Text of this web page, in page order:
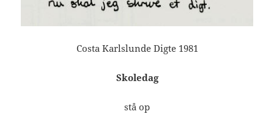
Costa Karlslunde Digte 1981
Skoledag
stå op